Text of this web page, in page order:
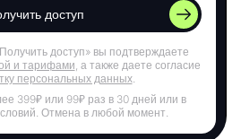
доступ
доступ» вы подтверждаете
и тарифами , а также даете согласие
персональных данных.
399₽ или 99₽ раз в 30 дней или в
Отмена в любой момент.